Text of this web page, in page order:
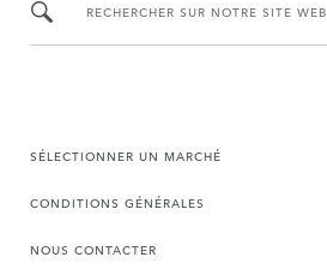
RECHERCHER SUR NOTRE SITE WEB
SÉLECTIONNER UN MARCHÉ
CONDITIONS GÉNÉRALES
NOUS CONTACTER